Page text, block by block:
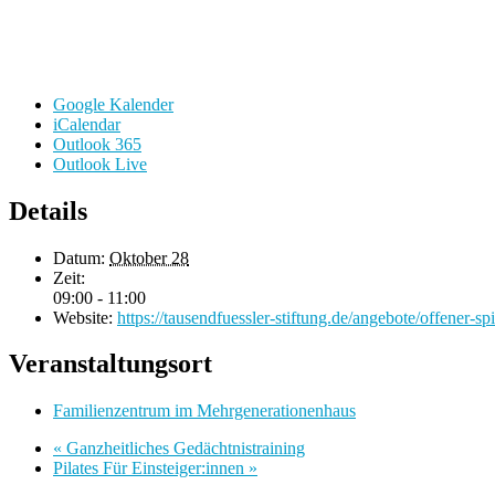
Google Kalender
iCalendar
Outlook 365
Outlook Live
Details
Datum: Oktober 28
Zeit:
09:00 - 11:00
Website: https://tausendfuessler-stiftung.de/angebote/offener-
Veranstaltungsort
Familienzentrum im Mehrgenerationenhaus
« Ganzheitliches Gedächtnistraining
Pilates Für Einsteiger:innen »